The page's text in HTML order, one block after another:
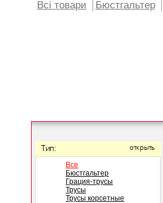
Всі товари Бюстгальтер
Тип: открыть
Все
Бюстгальтер
Грация-трусы
Трусы
Трусы корсетные